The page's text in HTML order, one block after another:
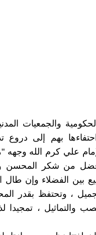
والجمعيات
بهم إلى دروع
علي كرم الله وجهه
من شكر المحسن
بين الفضلاء وإن طال
، وتحتفظ بقدر
والتماثيل ، تمجيدا